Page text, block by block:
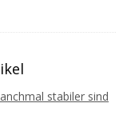
stabiler sind